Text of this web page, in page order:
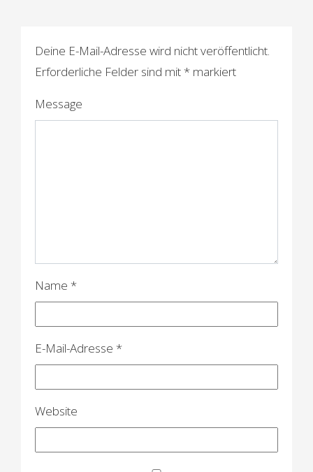
Deine E-Mail-Adresse wird nicht veröffentlicht.
Erforderliche Felder sind mit* markiert
Message
Name *
E-Mail-Adresse *
Website